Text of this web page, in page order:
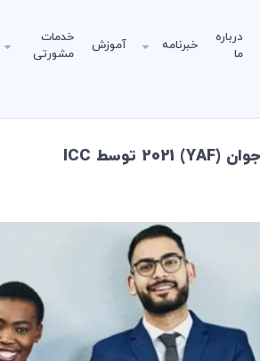
درباره
ما
خبرنامه آموزش
خدمات
مشورتی